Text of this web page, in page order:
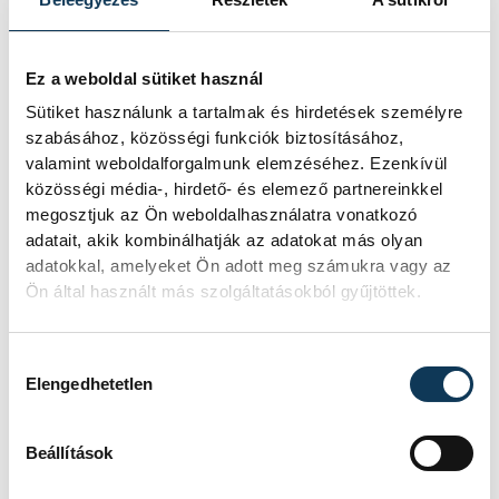
Ez a weboldal sütiket használ
Sütiket használunk a tartalmak és hirdetések személyre
szabásához, közösségi funkciók biztosításához,
valamint weboldalforgalmunk elemzéséhez. Ezenkívül
közösségi média-, hirdető- és elemező partnereinkkel
megosztjuk az Ön weboldalhasználatra vonatkozó
adatait, akik kombinálhatják az adatokat más olyan
adatokkal, amelyeket Ön adott meg számukra vagy az
Ön által használt más szolgáltatásokból gyűjtöttek.
Elengedhetetlen
Beállítások
SZAKKÉPZÉS
Tabuk nélkül kérdeztek a
veszprémi diákok Hankó
Balázs minisztertől
Ritkán adódik alkalom arra, hogy diákok
szemtől szemben, tabuk nélkül tehessék
csúcsminiszternek. Veszprémben azonban
Kulturális és Innovációs Minisztérium
„Kérdezd a minisztert!” elnevezésű